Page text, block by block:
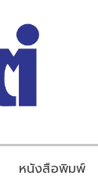
หนังสือพิมพ์